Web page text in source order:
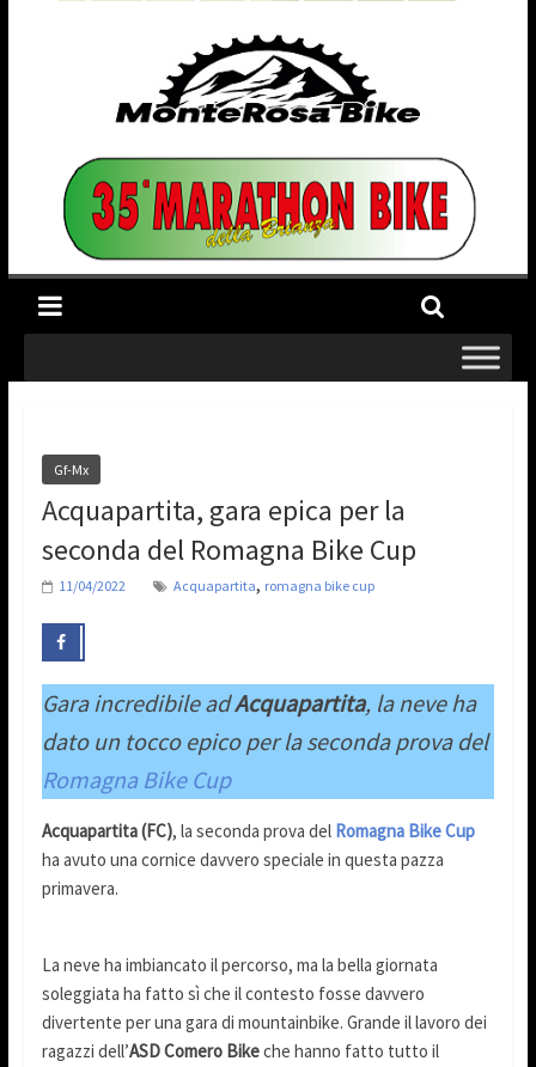
Gf-Mx
Acquapartita, gara epica per la
seconda del Romagna Bike Cup
11/04/2022 Acquapartita, romagna bike cup
Gara incredibile adAcquapartita, la neve ha
dato un tocco epico per la seconda prova del
Romagna Bike Cup
Acquapartita (FC), la seconda prova del Romagna Bike Cup
ha avuto una cornice davvero speciale in questa pazza
primavera.
La neve ha imbiancato il percorso, ma la bella giornata
soleggiata ha fatto sì che il contesto fosse davvero
divertente per una gara di mountainbike. Grande il lavoro dei
ragazzi dell’ASD Comero Bikeche hanno fatto tutto il